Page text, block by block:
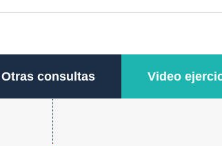
Otras consultas Video